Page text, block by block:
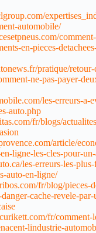
automobile/
en-pieces-
pratique/retour-
ne-pas-payer-
les-erreurs-a-
auto.php
fr/blogs/
article/
ligne-les-cles-pour-
les-erreurs-les-
auto-en-ligne/
fr/blog/pieces-
cache-revele-
fr/comment-
lindustrie-